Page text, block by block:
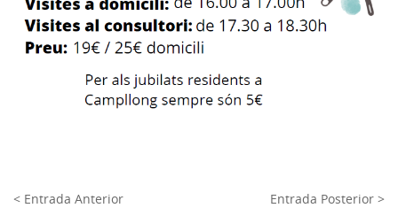
< Entrada Anterior Entrada Posterior >